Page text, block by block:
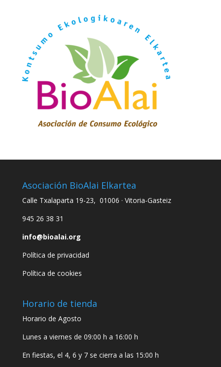
Asociación BioAlai Elkartea
Calle Txalaparta 19-23, 01006 · Vitoria-Gasteiz
945 26 38 31
info@bioalai.org
Política de privacidad
Política de cookies
Horario de tienda
Horario de Agosto
Lunes a viernes de 09:00 h a 16:00 h
En fiestas, el 4, 6 y 7 se cierra a las 15:00 h